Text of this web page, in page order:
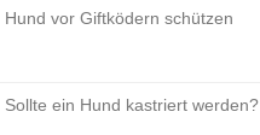
Hund vor Giftködern schützen
Sollte ein Hund kastriert werden?